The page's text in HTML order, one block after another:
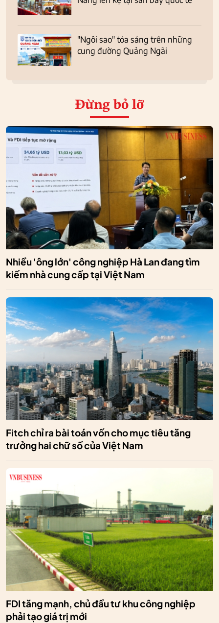
"Ngôi sao" tỏa sáng trên những
cung đường Quảng Ngãi
Đừng bỏ lỡ
Nhiều 'ông lớn' công nghiệp Hà Lan đang tìm
kiếm nhà cung cấp tại Việt Nam
Fitch chỉ ra bài toán vốn cho mục tiêu tăng
trưởng hai chữ số của Việt Nam
FDI tăng mạnh, chủ đầu tư khu công nghiệp
phải tạo giá trị mới